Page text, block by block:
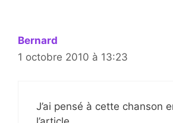
Bernard
1 octobre 2010 à 13:23
J’ai pensé à cette chanson